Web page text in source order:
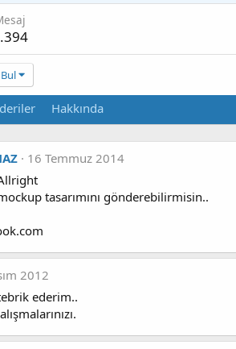
Bul
Hakkında
16 Temmuz 2014
tasarımını gönderebilirmisin..
2012
ederim..